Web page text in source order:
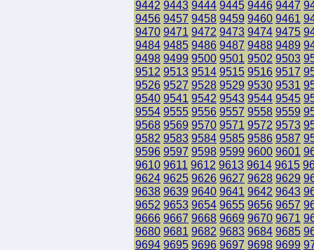
9442 9443 9444 9445 9446 9447
9456 9457 9458 9459 9460 9461
9470 9471 9472 9473 9474 9475
9484 9485 9486 9487 9488 9489
9498 9499 9500 9501 9502 9503
9512 9513 9514 9515 9516 9517
9526 9527 9528 9529 9530 9531
9540 9541 9542 9543 9544 9545
9554 9555 9556 9557 9558 9559
9568 9569 9570 9571 9572 9573
9582 9583 9584 9585 9586 9587
9596 9597 9598 9599 9600 9601
9610 9611 9612 9613 9614 9615
9624 9625 9626 9627 9628 9629
9638 9639 9640 9641 9642 9643
9652 9653 9654 9655 9656 9657
9666 9667 9668 9669 9670 9671
9680 9681 9682 9683 9684 9685
9694 9695 9696 9697 9698 9699